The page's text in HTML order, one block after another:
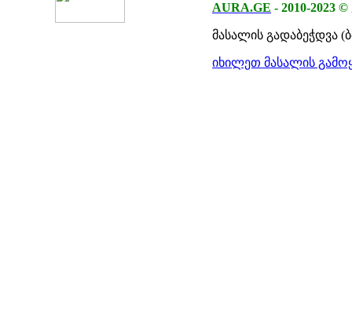
AURA.GE - 2010-2023 ©
მასალის გადაბეჭდვა
იხილეთ მასალის